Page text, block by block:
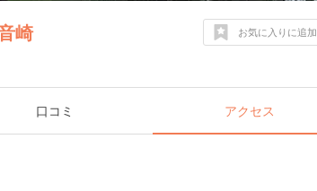
崎 お気に入りに追加
口コミ アクセス